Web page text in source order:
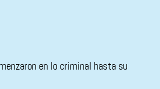
en lo criminal hasta su